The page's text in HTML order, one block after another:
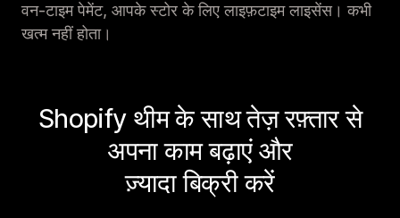
वन-टाइम पेमेंट, आपके स्टोर के लिए लाइफ़टाइम लाइसेंस। कभी
खत्म नहीं होता।
Shopify थीम के साथ तेज़ रफ़्तार से
अपना काम बढ़ाएं और
ज़्यादा बिक्री करें